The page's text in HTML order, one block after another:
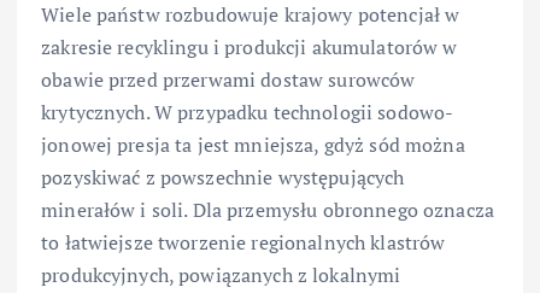
Wiele państw rozbudowuje krajowy potencjał w
zakresie recyklingu i produkcji akumulatorów w
obawie przed przerwami dostaw surowców
krytycznych. W przypadku technologii sodowo-
jonowej presja ta jest mniejsza, gdyż sód można
pozyskiwać z powszechnie występujących
minerałów i soli. Dla przemysłu obronnego oznacza
to łatwiejsze tworzenie regionalnych klastrów
produkcyjnych, powiązanych z lokalnymi